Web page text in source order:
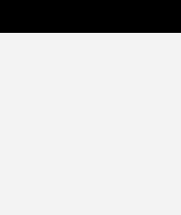
10 euros.
et M. Modèle